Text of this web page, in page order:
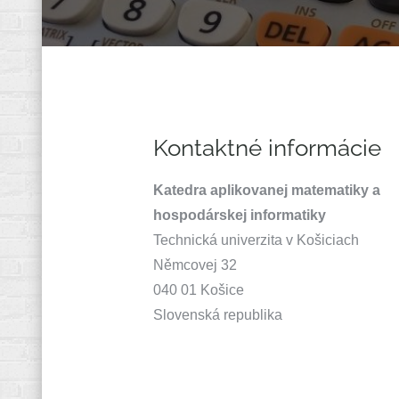
Kontaktné informácie
Katedra aplikovanej matematiky a
hospodárskej informatiky
Technická univerzita v Košiciach
Němcovej 32
040 01 Košice
Slovenská republika